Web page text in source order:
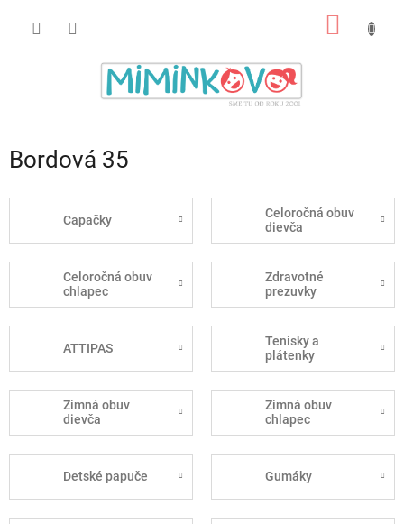
Bordová 35
Capačky
Celoročná obuv
dievča
Celoročná obuv
chlapec
Zdravotné
prezuvky
ATTIPAS
Tenisky a
plátenky
Zimná obuv
dievča
Zimná obuv
chlapec
Detské papuče Gumáky